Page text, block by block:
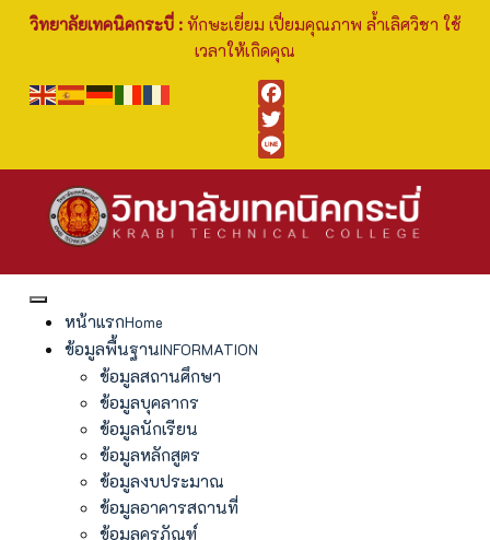
วิทยาลัยเทคนิคกระบี่ :ทักษะเยี่ยม เปี่ยมคุณภาพ ล้ำเลิศวิชา ใช้
เวลาให้เกิดคุณ
Facebook
Twitter
Line
หน้าแรกHome
ข้อมูลพื้นฐานINFORMATION
ข้อมูลสถานศึกษา
ข้อมูลบุคลากร
ข้อมูลนักเรียน
ข้อมูลหลักสูตร
ข้อมูลงบประมาณ
ข้อมูลอาคารสถานที่
ข้อมูลครุภัณฑ์